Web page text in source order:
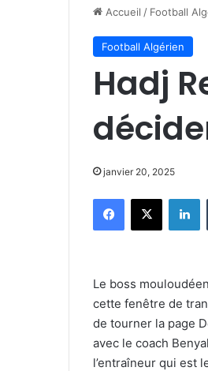
Accueil / Football
Football Algérien
Hadj
janvier 20, 2025
Facebook
X
Le boss
cette fenêtre de
de tourner la page
avec le coach
l’entraîneur qui est